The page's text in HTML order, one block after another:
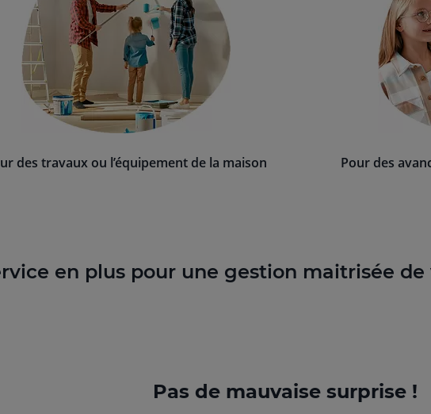
des travaux ou l’équipement de la maison
Pour des
en plus pour une gestion maitrisée
Pas de mauvaise surprise !